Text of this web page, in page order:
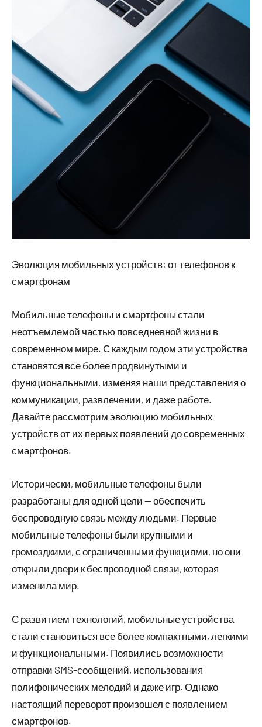
Эволюция мобильных устройств: от телефонов к
смартфонам
Мобильные телефоны и смартфоны стали
неотъемлемой частью повседневной жизни в
современном мире. С каждым годом эти устройства
становятся все более продвинутыми и
функциональными, изменяя наши представления о
коммуникации, развлечении, и даже работе.
Давайте рассмотрим эволюцию мобильных
устройств от их первых появлений до современных
смартфонов.
Исторически, мобильные телефоны были
разработаны для одной цели — обеспечить
беспроводную связь между людьми. Первые
мобильные телефоны были крупными и
громоздкими, с ограниченными функциями, но они
открыли двери к беспроводной связи, которая
изменила мир.
С развитием технологий, мобильные устройства
стали становиться все более компактными, легкими
и функциональными. Появились возможности
отправки SMS-сообщений, использования
полифонических мелодий и даже игр. Однако
настоящий переворот произошел с появлением
смартфонов.